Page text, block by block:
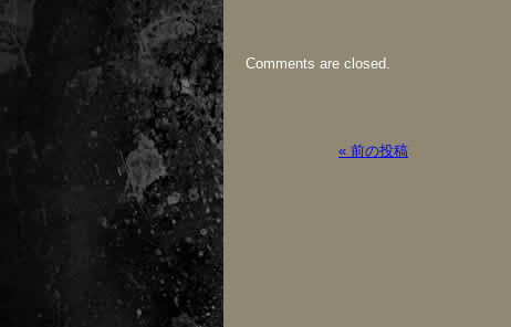
Comments are closed.
« 前の投稿